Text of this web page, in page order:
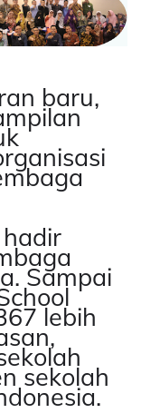
baru,
Sampai
lebih
sekolah